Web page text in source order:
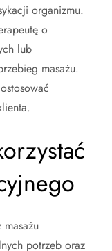
organizmu.
o
lub
masażu.
potrzeb oraz